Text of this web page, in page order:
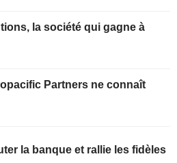
la société qui gagne à
Partners ne connaît
la banque et rallie les fidèles